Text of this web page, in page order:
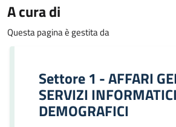
A cura di
Questa pagina è gestita da
Settore 1 - AFFARI
SERVIZI
DEMOGRAFICI